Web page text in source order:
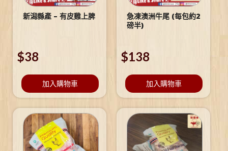
新潟縣產 – 有皮雞上脾
$38
加入購物車
急凍澳洲牛尾 (每包約2
磅半)
$138
加入購物車